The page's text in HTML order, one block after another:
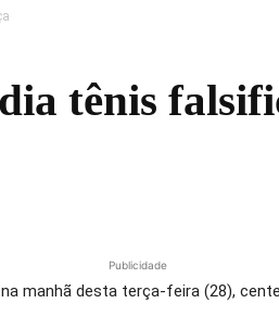
tênis
Publicidade
manhã desta terça-feira (28),